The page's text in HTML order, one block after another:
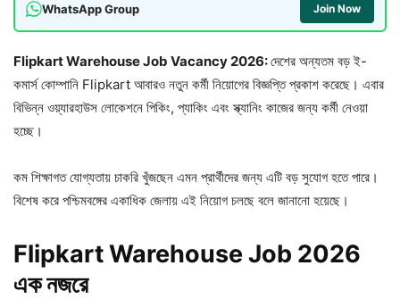
WhatsApp Group Join Now
Flipkart Warehouse Job Vacancy 2026:দেশের অন্যতম বড় ই-
কমার্স কোম্পানি Flipkart আবারও নতুন কর্মী নিয়োগের বিজ্ঞপ্তি প্রকাশ করেছে। এবার
বিভিন্ন ওয়্যারহাউস লোকেশনে পিকিং, প্যাকিং এবং স্ক্যানিং কাজের জন্য কর্মী নেওয়া
হচ্ছে।
কম শিক্ষাগত যোগ্যতায় চাকরি খুঁজছেন এমন প্রার্থীদের জন্য এটি বড় সুযোগ হতে পারে।
বিশেষ করে পশ্চিমবঙ্গের একাধিক জেলায় এই নিয়োগ চলছে বলে জানানো হয়েছে।
Flipkart Warehouse Job 2026
একনজরে